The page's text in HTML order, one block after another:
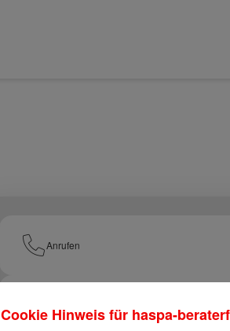
Anrufen
Cookie Hinweis für haspa-